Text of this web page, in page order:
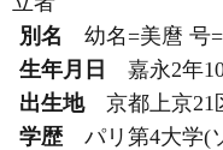
別名
幼名=美麿 号
生年月日
嘉永2年
出生地
京都上京21
学歴
パリ第4大学(